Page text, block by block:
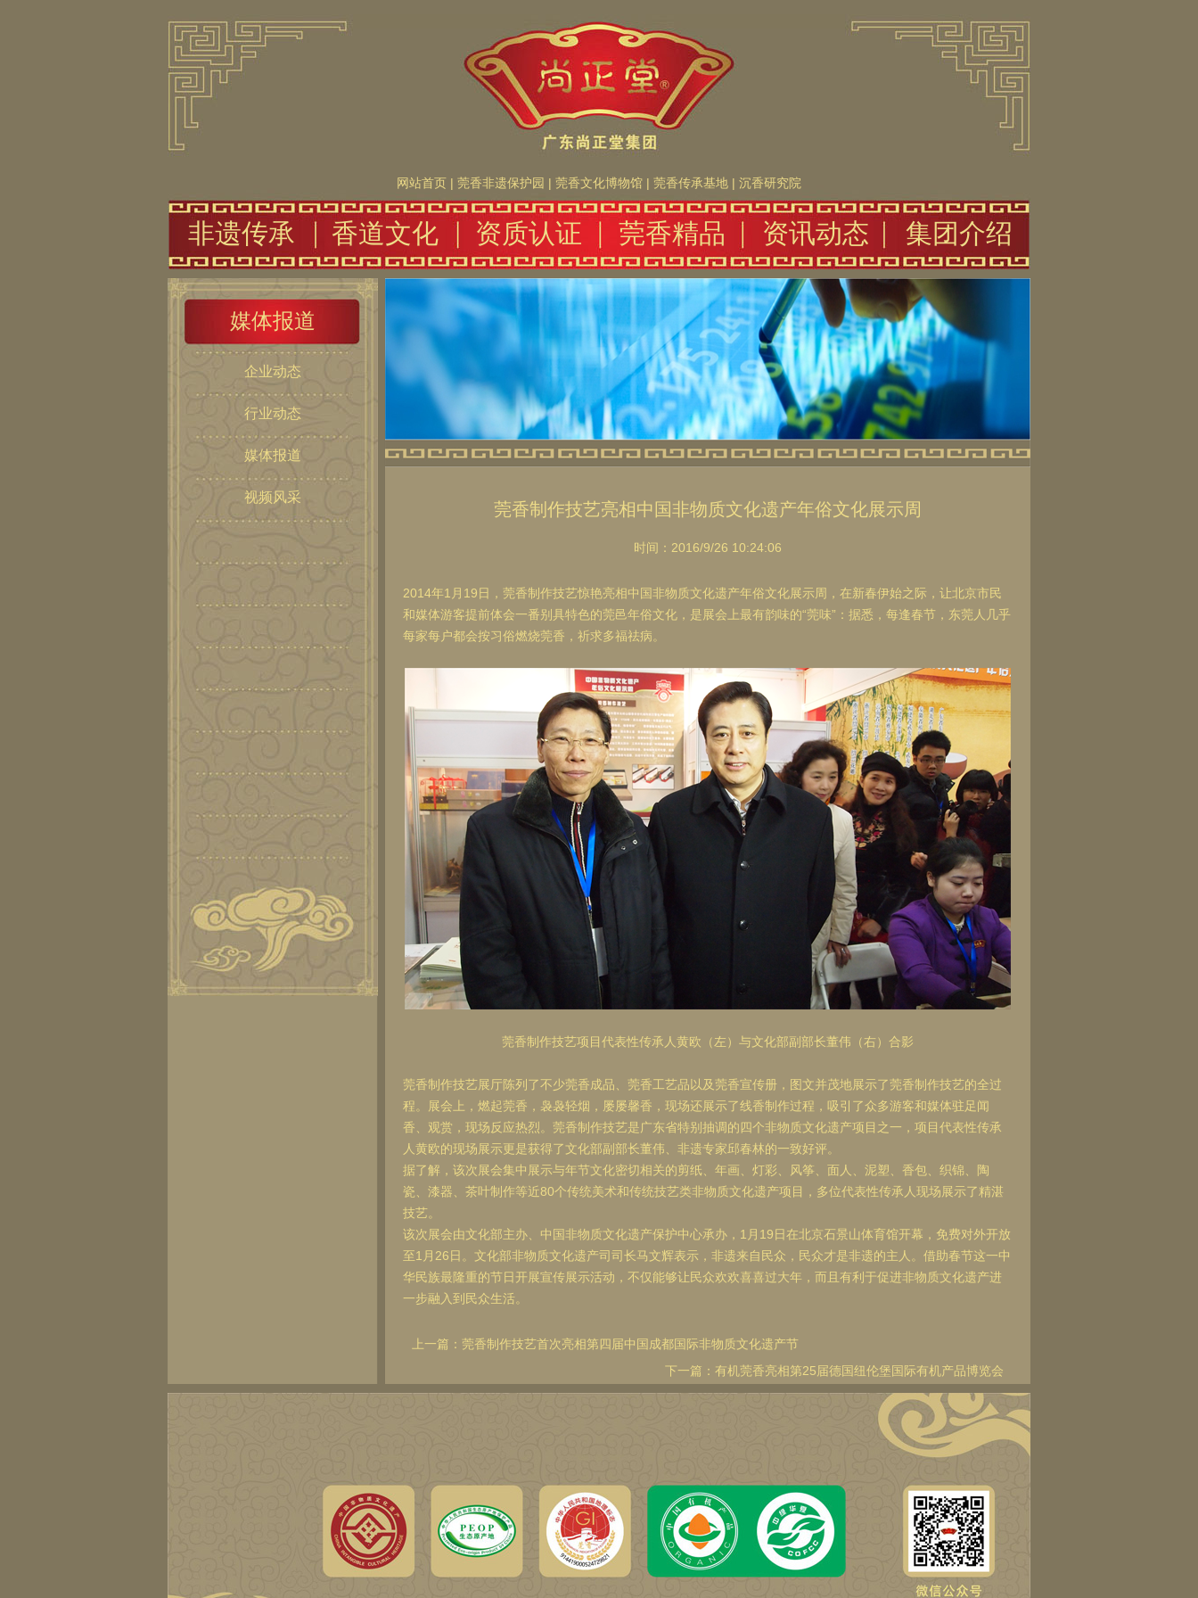
网站首页 | 莞香非遗保护园 | 莞香文化博物馆 | 莞香传承基地 | 沉香研究院
非遗传承 香道文化 资质认证 莞香精品 资讯动态 集团介绍
媒体报道
企业动态
行业动态
媒体报道
视频风采
莞香制作技艺亮相中国非物质文化遗产年俗文化展示周
时间：2016/9/26 10:24:06
2014年1月19日，莞香制作技艺惊艳亮相中国非物质文化遗产年俗文化展示周，在新春伊始之际，让北京市民
和媒体游客提前体会一番别具特色的莞邑年俗文化，是展会上最有韵味的“莞味”：据悉，每逢春节，东莞人几乎
每家每户都会按习俗燃烧莞香，祈求多福祛病。
莞香制作技艺项目代表性传承人黄欧（左）与文化部副部长董伟（右）合影
莞香制作技艺展厅陈列了不少莞香成品、莞香工艺品以及莞香宣传册，图文并茂地展示了莞香制作技艺的全过
程。展会上，燃起莞香，袅袅轻烟，屡屡馨香，现场还展示了线香制作过程，吸引了众多游客和媒体驻足闻
香、观赏，现场反应热烈。莞香制作技艺是广东省特别抽调的四个非物质文化遗产项目之一，项目代表性传承
人黄欧的现场展示更是获得了文化部副部长董伟、非遗专家邱春林的一致好评。
据了解，该次展会集中展示与年节文化密切相关的剪纸、年画、灯彩、风筝、面人、泥塑、香包、织锦、陶
瓷、漆器、茶叶制作等近80个传统美术和传统技艺类非物质文化遗产项目，多位代表性传承人现场展示了精湛
技艺。
该次展会由文化部主办、中国非物质文化遗产保护中心承办，1月19日在北京石景山体育馆开幕，免费对外开放
至1月26日。文化部非物质文化遗产司司长马文辉表示，非遗来自民众，民众才是非遗的主人。借助春节这一中
华民族最隆重的节日开展宣传展示活动，不仅能够让民众欢欢喜喜过大年，而且有利于促进非物质文化遗产进
一步融入到民众生活。
上一篇： 莞香制作技艺首次亮相第四届中国成都国际非物质文化遗产节
下一篇： 有机莞香亮相第25届德国纽伦堡国际有机产品博览会